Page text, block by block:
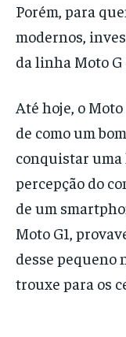
Porém, para
modernos,
da linha Moto G
Até hoje, o
de como um
conquistar uma
percepção do
de um
Moto G1,
desse pequeno
trouxe para os